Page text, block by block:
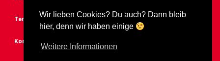
Wir lieben Cookies? Du auch? Dann bleib
hier, denn wir haben einige
Weitere Informationen
Termine
Kontakt